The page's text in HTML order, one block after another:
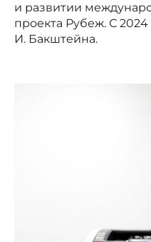
и развитии
проекта Рубеж. С
И. Бакштейна.